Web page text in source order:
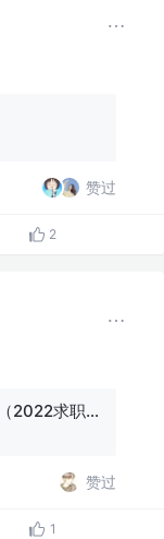
赞过
2
精心整理HTML/CSS面试题（2022求职必看）
赞过
1